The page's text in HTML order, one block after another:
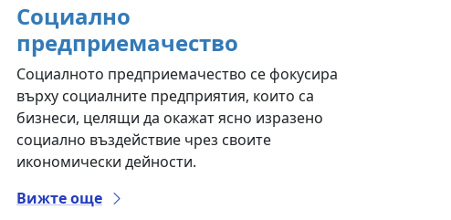
Социално
предприемачество
Социалното предприемачество се фокусира
върху социалните предприятия, които са
бизнеси, целящи да окажат ясно изразено
социално въздействие чрез своите
икономически дейности.
Вижте още